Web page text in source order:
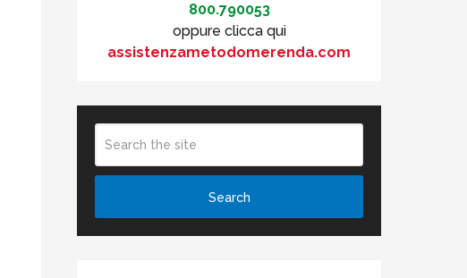
800.790053
oppure clicca qui
assistenzametodomerenda.com